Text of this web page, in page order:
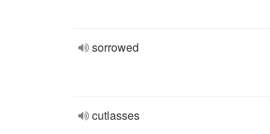
sorrowed
cutlasses